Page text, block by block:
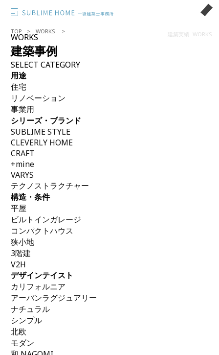
建築実績 -WORKS-
TOP WORKS
WORKS
建築事例
SELECT CATEGORY
用途
住宅
リノベーション
事業用
シリーズ・ブランド
SUBLIME STYLE
CLEVERLY HOME
CRAFT
+mine
VARYS
テクノストラクチャー
構造・条件
平屋
ビルトインガレージ
コンパクトハウス
狭小地
3階建
V2H
デザインテイスト
カリフォルニア
アーバンラグジュアリー
ナチュラル
シンプル
北欧
モダン